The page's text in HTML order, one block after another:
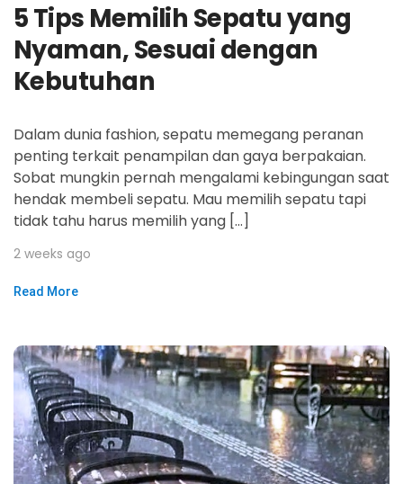
5 Tips Memilih Sepatu yang
Nyaman, Sesuai dengan
Kebutuhan
Dalam dunia fashion, sepatu memegang peranan
penting terkait penampilan dan gaya berpakaian.
Sobat mungkin pernah mengalami kebingungan saat
hendak membeli sepatu. Mau memilih sepatu tapi
tidak tahu harus memilih yang […]
2 weeks ago
Read More